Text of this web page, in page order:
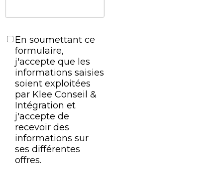
En soumettant ce
formulaire,
j'accepte que les
informations saisies
soient exploitées
par Klee Conseil &
Intégration et
j'accepte de
recevoir des
informations sur
ses différentes
offres.